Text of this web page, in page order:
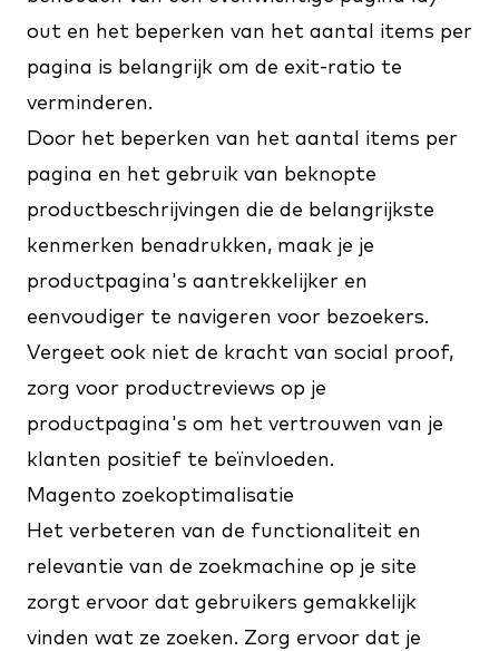
out en het beperken van het aantal items per
pagina is belangrijk om de exit-ratio te
verminderen.
Door het beperken van het aantal items per
pagina en het gebruik van beknopte
productbeschrijvingen die de belangrijkste
kenmerken benadrukken, maak je je
productpagina's aantrekkelijker en
eenvoudiger te navigeren voor bezoekers.
Vergeet ook niet de kracht van social proof,
zorg voor productreviews op je
productpagina's om het vertrouwen van je
klanten positief te beïnvloeden.
Magento zoekoptimalisatie
Het verbeteren van de functionaliteit en
relevantie van de zoekmachine op je site
zorgt ervoor dat gebruikers gemakkelijk
vinden wat ze zoeken. Zorg ervoor dat je